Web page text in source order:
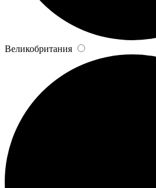
Великобритания